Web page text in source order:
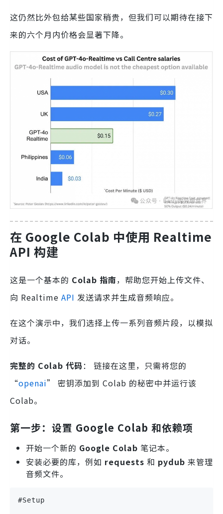
这仍然比外包给某些国家稍贵，但我们可以期待在接下
来的六个月内价格会显著下降。
在 Google Colab 中使用 Realtime
API 构建
这是一个基本的 Colab 指南，帮助您开始上传文件、
向 Realtime API 发送请求并生成音频响应。
在这个演示中，我们选择上传一系列音频片段，以模拟
对话。
完整的 Colab 代码： 链接在这里，只需将您的
“openai” 密钥添加到 Colab 的秘密中并运行该
Colab。
第一步：设置 Google Colab 和依赖项
开始一个新的 Google Colab 笔记本。
安装必要的库，例如 requests 和 pydub 来管理
音频文件。
#Setup